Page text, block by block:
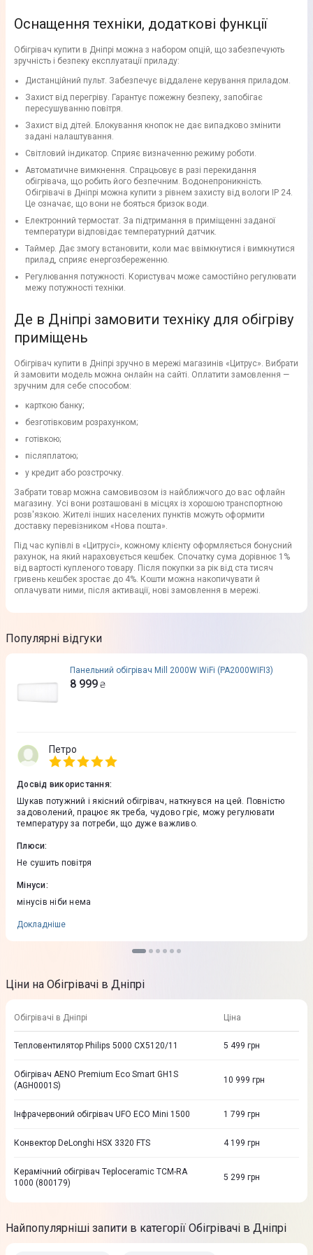
Оснащення техніки, додаткові функції
Обігрівач купити в Дніпрі можна з набором опцій, що забезпечують
зручність і безпеку експлуатації приладу:
Дистанційний пульт. Забезпечує віддалене керування приладом.
Захист від перегріву. Гарантує пожежну безпеку, запобігає
пересушуванню повітря.
Захист від дітей. Блокування кнопок не дає випадково змінити
задані налаштування.
Світловий індикатор. Сприяє визначенню режиму роботи.
Автоматичне вимкнення. Спрацьовує в разі перекидання
обігрівача, що робить його безпечним. Водонепроникність.
Обігрівачі в Дніпрі можна купити з рівнем захисту від вологи IP 24.
Це означає, що вони не бояться бризок води.
Електронний термостат. За підтримання в приміщенні заданої
температури відповідає температурний датчик.
Таймер. Дає змогу встановити, коли має ввімкнутися і вимкнутися
прилад, сприяє енергозбереженню.
Регулювання потужності. Користувач може самостійно регулювати
межу потужності техніки.
Де в Дніпрі замовити техніку для обігріву
приміщень
Обігрівач купити в Дніпрі зручно в мережі магазинів «Цитрус». Вибрати
й замовити модель можна онлайн на сайті. Оплатити замовлення —
зручним для себе способом:
карткою банку;
безготівковим розрахунком;
готівкою;
післяплатою;
у кредит або розстрочку.
Забрати товар можна самовивозом із найближчого до вас офлайн
магазину. Усі вони розташовані в місцях із хорошою транспортною
розв'язкою. Жителі інших населених пунктів можуть оформити
доставку перевізником «Нова пошта».
Під час купівлі в «Цитрусі», кожному клієнту оформляється бонусний
рахунок, на який нараховується кешбек. Спочатку сума дорівнює 1%
від вартості купленого товару. Після покупки за рік від ста тисяч
гривень кешбек зростає до 4%. Кошти можна накопичувати й
оплачувати ними, після активації, нові замовлення в мережі.
Популярні відгуки
Панельний обігрівач Mill 2000W WiFi (PA2000WIFI3)
8 999 ₴
Петро
Досвід використання:
Шукав потужний і якісний обігрівач, наткнувся на цей. Повністю
задоволений, працює як треба, чудово гріє, можу регулювати
температуру за потреби, що дуже важливо.
Плюси:
Не сушить повітря
Мінуси:
мінусів ніби нема
Докладніше
Ціни на Обігрівачі в Дніпрі
Обігрівачі в Дніпрі Ціна
Тепловентилятор Philips 5000 CX5120/11 5 499 грн
Обігрівач AENO Premium Eco Smart GH1S
(AGH0001S)
10 999 грн
Інфрачервоний обігрівач UFO ECO Mini 1500 1 799 грн
Конвектор DeLonghi HSX 3320 FTS 4 199 грн
Керамічний обігрівач Teploceramic TCM-RA
1000 (800179)
5 299 грн
Найпопулярніші запити в категорії Обігрівачі в Дніпрі